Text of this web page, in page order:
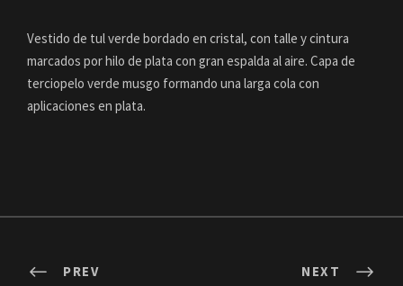
Vestido de tul verde bordado en cristal, con talle y cintura
marcados por hilo de plata con gran espalda al aire. Capa de
terciopelo verde musgo formando una larga cola con
aplicaciones en plata.
PREV NEXT